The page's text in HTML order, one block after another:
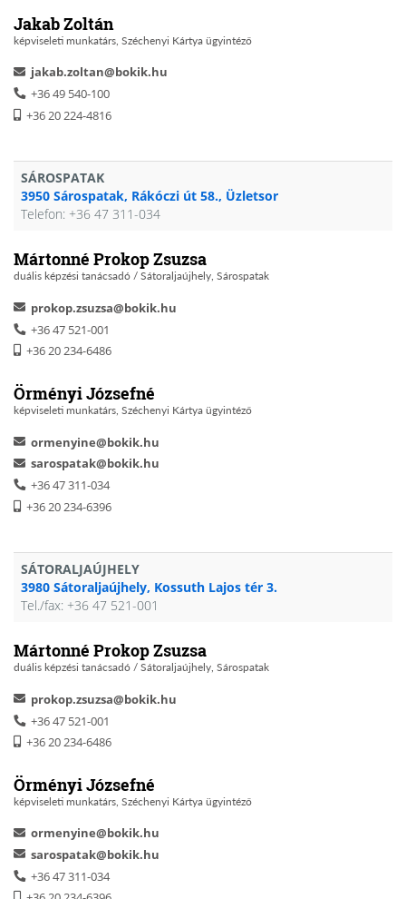
Jakab Zoltán
képviseleti munkatárs, Széchenyi Kártya ügyintéző
jakab.zoltan@bokik.hu
+36 49 540-100
+36 20 224-4816
SÁROSPATAK
3950 Sárospatak, Rákóczi út 58., Üzletsor
Telefon: +36 47 311-034
Mártonné Prokop Zsuzsa
duális képzési tanácsadó / Sátoraljaújhely, Sárospatak
prokop.zsuzsa@bokik.hu
+36 47 521-001
+36 20 234-6486
Örményi Józsefné
képviseleti munkatárs, Széchenyi Kártya ügyintéző
ormenyine@bokik.hu
sarospatak@bokik.hu
+36 47 311-034
+36 20 234-6396
SÁTORALJAÚJHELY
3980 Sátoraljaújhely, Kossuth Lajos tér 3.
Tel./fax: +36 47 521-001
Mártonné Prokop Zsuzsa
duális képzési tanácsadó / Sátoraljaújhely, Sárospatak
prokop.zsuzsa@bokik.hu
+36 47 521-001
+36 20 234-6486
Örményi Józsefné
képviseleti munkatárs, Széchenyi Kártya ügyintéző
ormenyine@bokik.hu
sarospatak@bokik.hu
+36 47 311-034